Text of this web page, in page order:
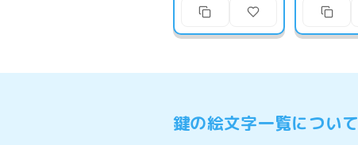
鍵の絵文字一覧につい